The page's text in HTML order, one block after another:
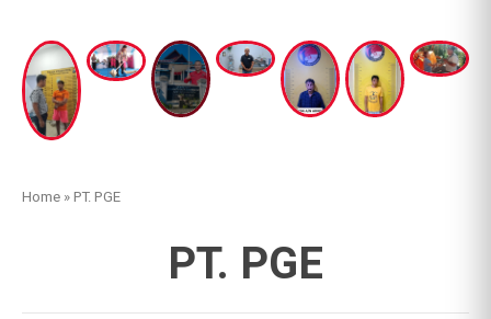
Home »PT. PGE
PT. PGE